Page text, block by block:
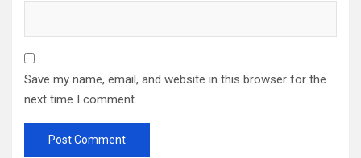
Save my name, email, and website in this browser for the
next time I comment.